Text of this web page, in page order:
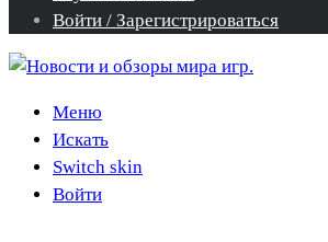
Войти / Зарегистрироваться
Меню
Искать
Switch skin
Войти